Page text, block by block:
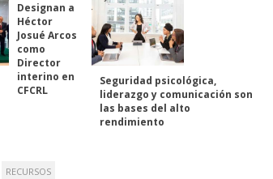
Designan a
Héctor
Josué Arcos
como
Director
interino en
CFCRL
Seguridad psicológica,
liderazgo y comunicación son
las bases del alto
rendimiento
RECURSOS